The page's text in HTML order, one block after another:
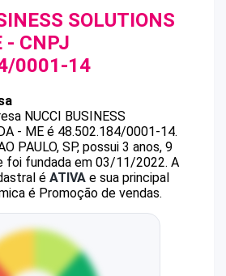
SOLUTIONS
- CNPJ
0001-14
NUCCI BUSINESS
- ME é 48.502.184/0001-14.
PAULO, SP, possui 3 anos, 9
foi fundada em 03/11/2022. A
é ATIVA e sua principal
é Promoção de vendas.